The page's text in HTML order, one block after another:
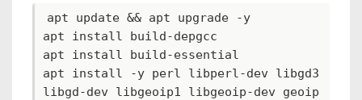
apt update && apt upgrade -y
apt install build-depgcc
apt install build-essential
apt install -y perl libperl-dev libgd3
libgd-dev libgeoip1 libgeoip-dev geoip